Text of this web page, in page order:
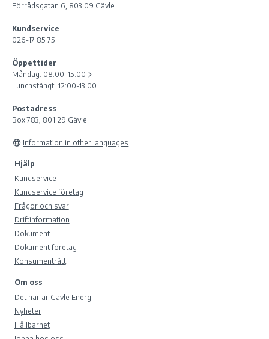
Förrådsgatan 6, 803 09 Gävle
Kundservice
026-17 85 75
Öppettider
Måndag: 08:00–15:00
Lunchstängt: 12:00-13:00
Postadress
Box 783, 801 29 Gävle
Information in other languages
Hjälp
Kundservice
Kundservice företag
Frågor och svar
Driftinformation
Dokument
Dokument företag
Konsumenträtt
Om oss
Det här är Gävle Energi
Nyheter
Hållbarhet